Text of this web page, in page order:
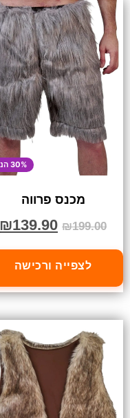
30% הנחה
מכנס פרווה
₪199.00
₪139.90
לצפייה ורכישה